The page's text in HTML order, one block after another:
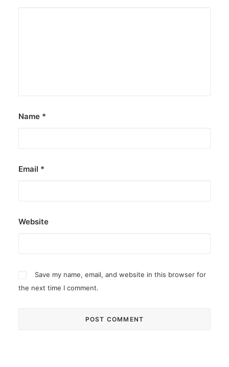
Name *
Email *
Website
Save my name, email, and website in this browser for
the next time I comment.